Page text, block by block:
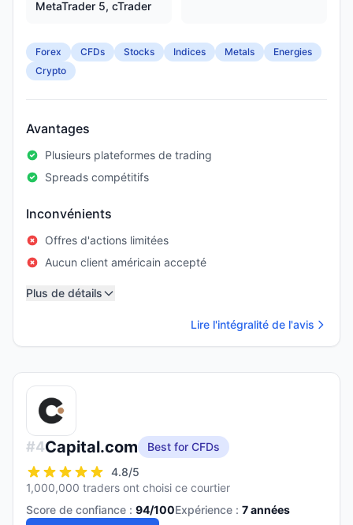
MetaTrader 5, cTrader
Forex CFDs Stocks Indices Metals
Energies
Crypto
Avantages
Plusieurs plateformes de trading
Spreads compétitifs
Inconvénients
Offres d'actions limitées
Aucun client américain accepté
Plus de détails
Lire l'intégralité de l'avis
#4Capital.com
Best for CFDs
4.8/5
1,000,000 traders ont choisi ce courtier
Score de confiance : 94/100Expérience : 7années